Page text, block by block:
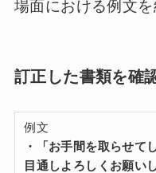
場面における例文を
訂正した書類を確
例文
・「お手間を取らせて
目通しよろしくお願い